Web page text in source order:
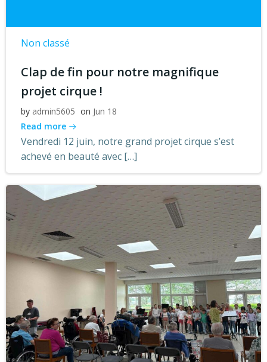
Non classé
Clap de fin pour notre magnifique
projet cirque !
by admin5605 on Jun 18
Read more
Vendredi 12 juin, notre grand projet cirque s’est
achevé en beauté avec […]